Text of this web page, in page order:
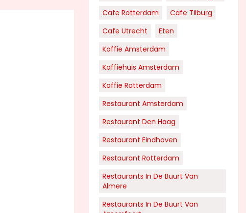
Cafe Rotterdam
Cafe Tilburg
Cafe Utrecht
Eten
Koffie Amsterdam
Koffiehuis Amsterdam
Koffie Rotterdam
Restaurant Amsterdam
Restaurant Den Haag
Restaurant Eindhoven
Restaurant Rotterdam
Restaurants In De Buurt Van
Almere
Restaurants In De Buurt Van